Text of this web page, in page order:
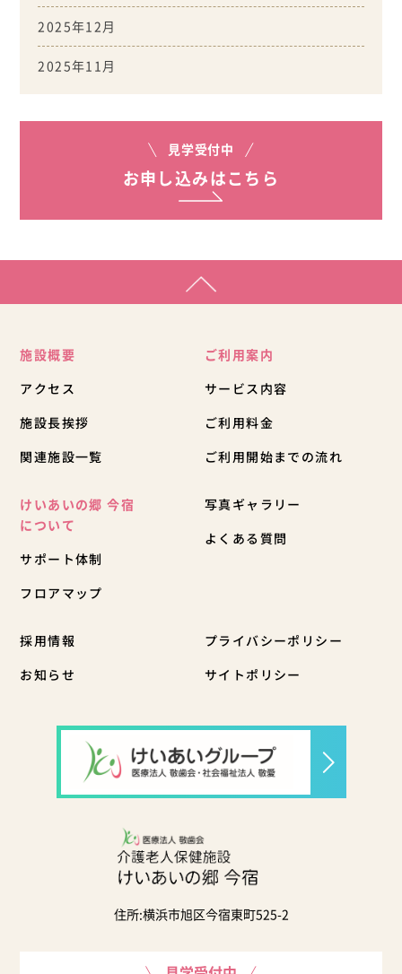
2025年12月
2025年11月
見学受付中
お申し込みはこちら
施設概要
アクセス
施設長挨拶
関連施設一覧
ご利用案内
サービス内容
ご利用料金
ご利用開始までの流れ
けいあいの郷 今宿
について
サポート体制
フロアマップ
写真ギャラリー
よくある質問
採用情報
お知らせ
プライバシーポリシー
サイトポリシー
住所:横浜市旭区今宿東町525-2